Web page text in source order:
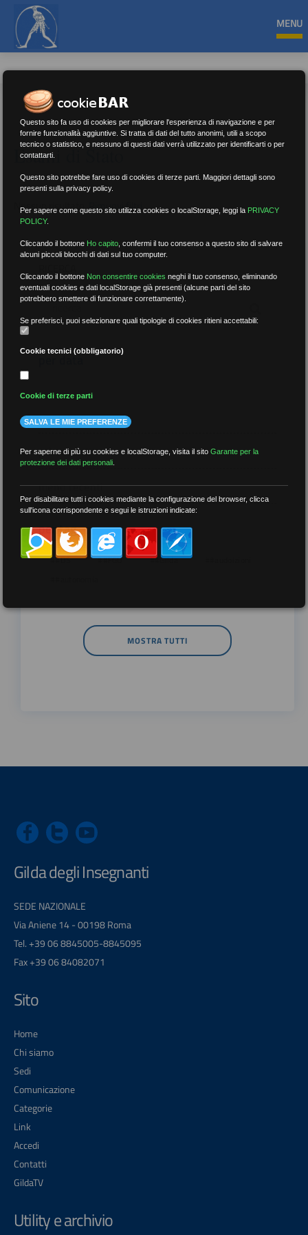
MENU
Esami di Stato
Nessun risultato.Rimuovi filtri
per data
più recenti
meno recenti
per tag
##DS ##FGU ##Gilda
MOSTRA TUTTI
Gilda degli Insegnanti
SEDE NAZIONALE
Via Aniene 14 - 00198 Roma
Tel. +39 06 8845005-8845095
Fax +39 06 84082071
Sito
Home
Chi siamo
Sedi
Comunicazione
Categorie
Link
Accedi
Contatti
GildaTV
Utility e archivio
Questo sito fa uso di cookies per migliorare l'esperienza di navigazione e per
fornire funzionalità aggiuntive. Si tratta di dati del tutto anonimi, utili a scopo
tecnico o statistico, e nessuno di questi dati verrà utilizzato per identificarti o per
contattarti.
Questo sito potrebbe fare uso di cookies di terze parti. Maggiori dettagli sono
presenti sulla privacy policy.
Per sapere come questo sito utilizza cookies o localStorage, leggi la PRIVACY
POLICY.
Cliccando il bottone Ho capito ,confermi il tuo consenso a questo sito di salvare
alcuni piccoli blocchi di dati sul tuo computer.
Cliccando il bottone Non consentire cookies neghi il tuo consenso, eliminando
eventuali cookies e dati localStorage già presenti (alcune parti del sito
potrebbero smettere di funzionare correttamente).
Se preferisci, puoi selezionare quali tipologie di cookies ritieni accettabili:
Cookie tecnici (obbligatorio)
Cookie di terze parti
SALVA LE MIE PREFERENZE
Per saperne di più su cookies e localStorage, visita il sitoGarante per la
protezione dei dati personali
Per disabilitare tutti i cookies mediante la configurazione del browser, clicca
sull'icona corrispondente e segui le istruzioni indicate: